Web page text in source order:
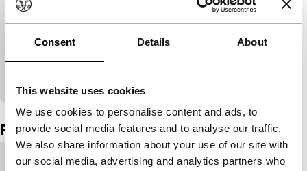
Consent Details About
This website uses cookies
We use cookies to personalise content and ads, to
provide social media features and to analyse our traffic.
We also share information about your use of our site with
our social media, advertising and analytics partners who
Bekijk op YouTube
Ingesloten inhoud van YouTube overgeslagen.
Film details
Productieland Italië